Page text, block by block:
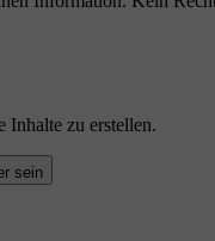
Inhalte zu erstellen.
sein